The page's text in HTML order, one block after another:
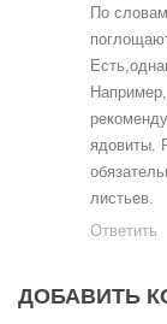
По
ядовиты.
листьев.
Ответить
ДОБАВИТЬ